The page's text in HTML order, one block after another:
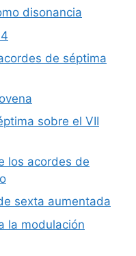
disonancia
de séptima
sobre el VII
los acordes de
sexta aumentada
la modulación